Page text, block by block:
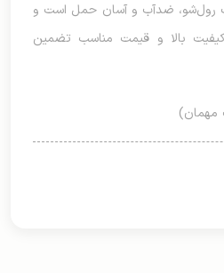
رول‌شو، ضدآب و آسان حمل است و
بالا و قیمت مناسب تضمین